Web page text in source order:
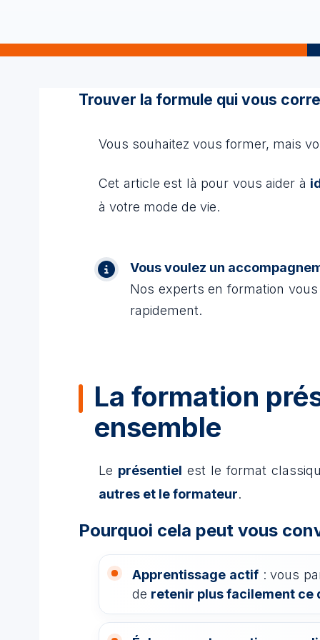
Trouver la formule qui vous
Vous souhaitez vous former, mais
Cet article est là pour vous aider à
à votre mode de vie.
Vous voulez un
Nos experts en formation
rapidement.
La formation
ensemble
Le présentiel est le format
autres et le formateur.
Pourquoi cela peut vous
Apprentissage actif: vous
de retenir plus facilement ce